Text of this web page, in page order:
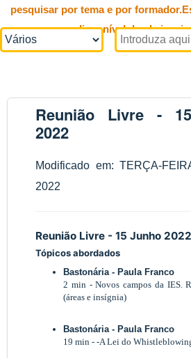
pesquisar por tema e por
disponível desde
Reunião Livre -
2022
Modificado em: TERÇA-
2022
Reunião Livre - 15 Junho 2022
Tópicos abordados
Bastonária - Paula Franco
2 min - Novos campos da IES.
(áreas e insígnia)
Bastonária - Paula Franco
19 min - -A Lei do